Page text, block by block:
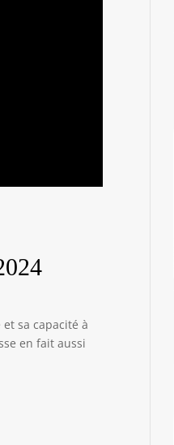
sa capacité à
en fait aussi